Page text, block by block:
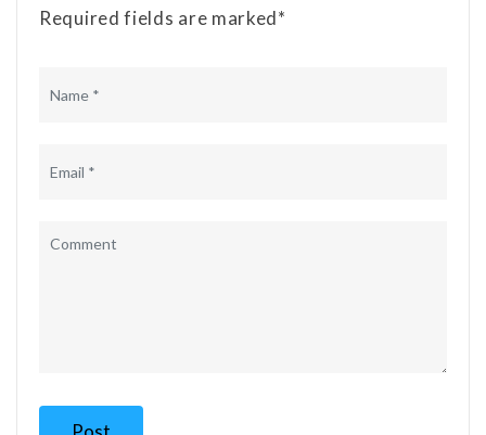
Required fields are marked*